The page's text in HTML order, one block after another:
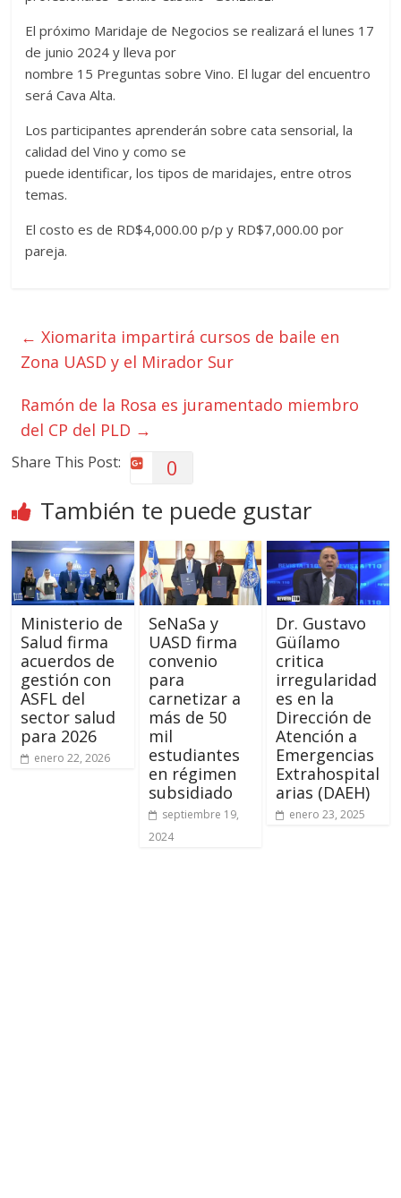
El próximo Maridaje de Negocios se realizará el lunes 17
de junio 2024 y lleva por
nombre 15 Preguntas sobre Vino. El lugar del encuentro
será Cava Alta.
Los participantes aprenderán sobre cata sensorial, la
calidad del Vino y como se
puede identificar, los tipos de maridajes, entre otros
temas.
El costo es de RD$4,000.00 p/p y RD$7,000.00 por
pareja.
← Xiomarita impartirá cursos de baile en
Zona UASD y el Mirador Sur
Ramón de la Rosa es juramentado miembro
del CP del PLD →
Share This Post: 0
También te puede gustar
Ministerio de
Salud firma
acuerdos de
gestión con
ASFL del
sector salud
para 2026
enero 22, 2026
SeNaSa y
UASD firma
convenio
para
carnetizar a
más de 50
mil
estudiantes
en régimen
subsidiado
septiembre 19,
2024
Dr. Gustavo
Güílamo
critica
irregularidad
es en la
Dirección de
Atención a
Emergencias
Extrahospital
arias (DAEH)
enero 23, 2025